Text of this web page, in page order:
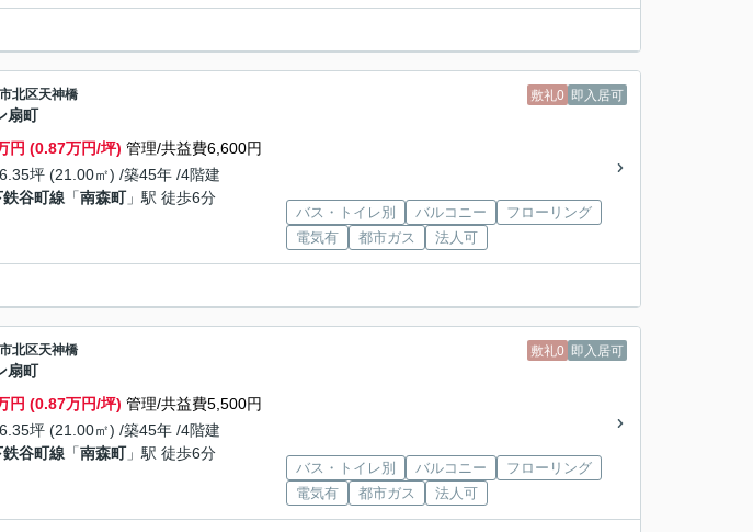
敷礼0 即入居可
北区天神橋
扇町
円 (0.87万円/坪) 管理/共益費6,600円
坪 (21.00㎡) /築45年 /4階建
鉄谷町線 「南森町」駅 徒歩6分
バス・トイレ別 バルコニー
フローリング
電気有
都市ガス 法人可
敷礼0 即入居可
北区天神橋
扇町
円 (0.87万円/坪) 管理/共益費5,500円
坪 (21.00㎡) /築45年 /4階建
鉄谷町線 「南森町」駅 徒歩6分
バス・トイレ別 バルコニー
フローリング
電気有
都市ガス 法人可